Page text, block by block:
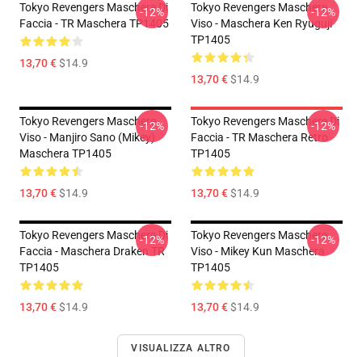
Tokyo Revengers Maschere Di
Faccia - TR Maschera TP1405
13,70 €$14.9
-12%
Tokyo Revengers Maschere
Viso - Maschera Ken Ryuguji
TP1405
13,70 €$14.9
-12%
Tokyo Revengers Maschere
Viso - Manjiro Sano (Mikey)
Maschera TP1405
13,70 €$14.9
-12%
Tokyo Revengers Maschere Di
Faccia - TR Maschera Retro
TP1405
13,70 €$14.9
-12%
Tokyo Revengers Maschere Di
Faccia - Maschera Draken TR
TP1405
13,70 €$14.9
-12%
Tokyo Revengers Maschere
Viso - Mikey Kun Maschera
TP1405
13,70 €$14.9
-12%
VISUALIZZA ALTRO